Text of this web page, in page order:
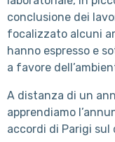
conclusione dei
focalizzato alcuni
hanno espresso e
a favore
A distanza di un
apprendiamo
accordi di Parigi sul